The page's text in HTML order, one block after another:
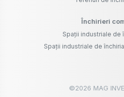
Închirieri
Spații industriale de
Spații industriale de
©2026 MAG